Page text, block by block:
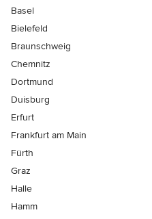
Basel
Bielefeld
Braunschweig
Chemnitz
Dortmund
Duisburg
Erfurt
Frankfurt am Main
Fürth
Graz
Halle
Hamm